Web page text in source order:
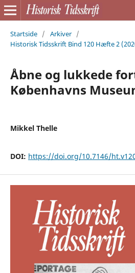
Startside / Arkiver /
Historisk Tidsskrift Bind 120 Hæfte 2
Åbne og lukkede
Københavns
Mikkel Thelle
DOI: https://doi.org/10.7146/